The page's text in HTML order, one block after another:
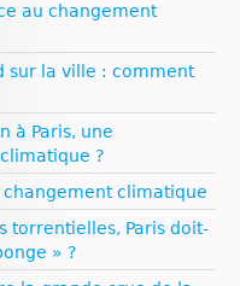
au changement
sur la ville : comment
à Paris, une
?
climatique
torrentielles, Paris doit-
» ?